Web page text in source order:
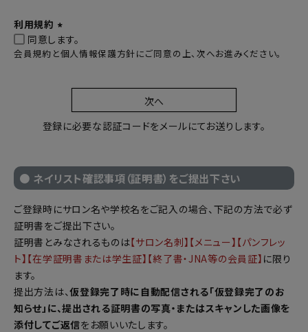
利用規約
(
必
同意します。
会員規約と個人情報保護方針にご同意の上、次へお進みください。
次へ
登録に必要な認証コードをメールにてお送りします。
● ネイリスト確認事項（証明書）をご提出下さい
ご登録時にサロン名や学校名をご記入の場合、下記の方法で必ず
証明書をご提出下さい。
証明書とみなされるものは【サロン名刺】【メニュー】【パンフレッ
ト】【在学証明書または学生証】【終了書・JNA等の会員証】 に限り
ます。
提出方法は、仮登録完了時に自動配信される「仮登録完了のお
知らせ」に、提出される証明書の写真・またはスキャンした画像を
添付してご返信をお願いいたします。